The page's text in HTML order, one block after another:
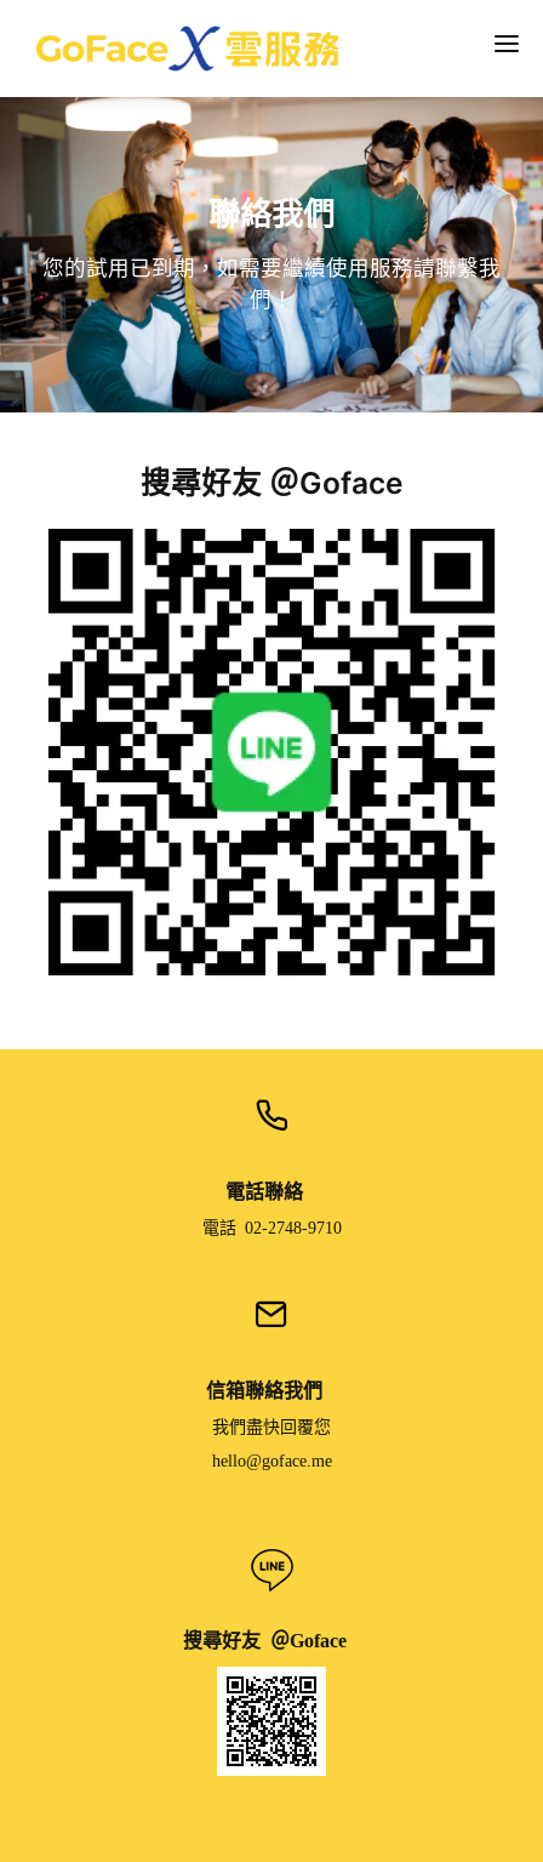
繁中
智慧門禁管理
業界唯一以雲端串接多台門禁裝置
雲端出勤管理
線上打卡系統 企業人事管理輕鬆一把罩
智慧場域 / 顧客流量分析
搜集線下數據 洞察顧客行為
人臉辨識 AI 入場解決方案
校園接送與安全管理
智慧接送系統 場域安全第一把關
智能辦公專欄文章
關於我們
免費試用 登入
聯絡我們
您的試用已到期，如需要繼續使用服務請聯繫我
們！
搜尋好友 ＠Goface
電話聯絡
電話 02-2748-9710
信箱聯絡我們
我們盡快回覆您
hello@goface.me
搜尋好友 ＠Goface